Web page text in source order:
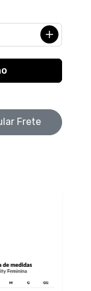
Frete